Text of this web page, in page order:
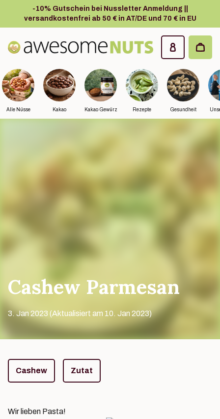
Zum Hauptinhalt springen
-10% Gutschein bei Nussletter Anmeldung ||
versandkostenfrei ab 50 € in AT/DE und 70 € in EU
Awesome Nuts
Alle Nüsse Kakao Kakao Gewürz Rezepte Gesundheit
Cashew Parmesan
3. Jan 2023 (Aktualisiert am 10. Jan 2023)
Cashew Zutat
Wir lieben Pasta!